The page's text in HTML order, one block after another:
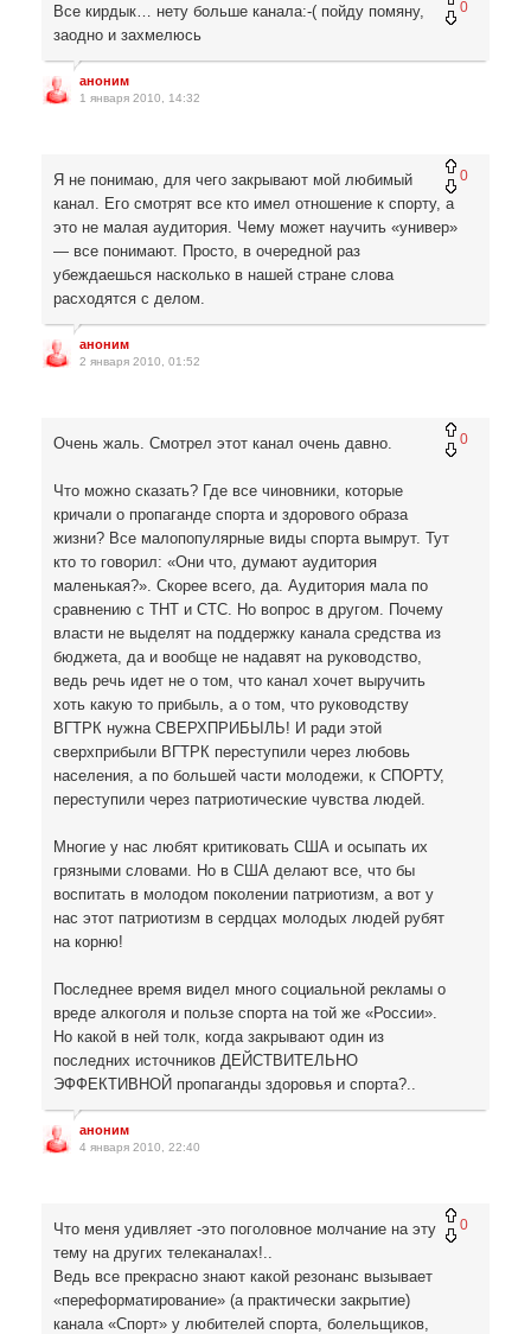
0
Все кирдык… нету больше канала:-( пойду помяну,
заодно и захмелюсь
аноним
1 января 2010, 14:32
0
Я не понимаю, для чего закрывают мой любимый
канал. Его смотрят все кто имел отношение к спорту, а
это не малая аудитория. Чему может научить «универ»
— все понимают. Просто, в очередной раз
убеждаешься насколько в нашей стране слова
расходятся с делом.
аноним
2 января 2010, 01:52
0
Очень жаль. Смотрел этот канал очень давно.
Что можно сказать? Где все чиновники, которые
кричали о пропаганде спорта и здорового образа
жизни? Все малопопулярные виды спорта вымрут. Тут
кто то говорил: «Они что, думают аудитория
маленькая?». Скорее всего, да. Аудитория мала по
сравнению с ТНТ и СТС. Но вопрос в другом. Почему
власти не выделят на поддержку канала средства из
бюджета, да и вообще не надавят на руководство,
ведь речь идет не о том, что канал хочет выручить
хоть какую то прибыль, а о том, что руководству
ВГТРК нужна СВЕРХПРИБЫЛЬ! И ради этой
сверхприбыли ВГТРК переступили через любовь
населения, а по большей части молодежи, к СПОРТУ,
переступили через патриотические чувства людей.
Многие у нас любят критиковать США и осыпать их
грязными словами. Но в США делают все, что бы
воспитать в молодом поколении патриотизм, а вот у
нас этот патриотизм в сердцах молодых людей рубят
на корню!
Последнее время видел много социальной рекламы о
вреде алкоголя и пользе спорта на той же «России».
Но какой в ней толк, когда закрывают один из
последних источников ДЕЙСТВИТЕЛЬНО
ЭФФЕКТИВНОЙ пропаганды здоровья и спорта?..
аноним
4 января 2010, 22:40
0
Что меня удивляет -это поголовное молчание на эту
тему на других телеканалах!..
Ведь все прекрасно знают какой резонанс вызывает
«переформатирование» (а практически закрытие)
канала «Спорт» у любителей спорта, болельщиков,